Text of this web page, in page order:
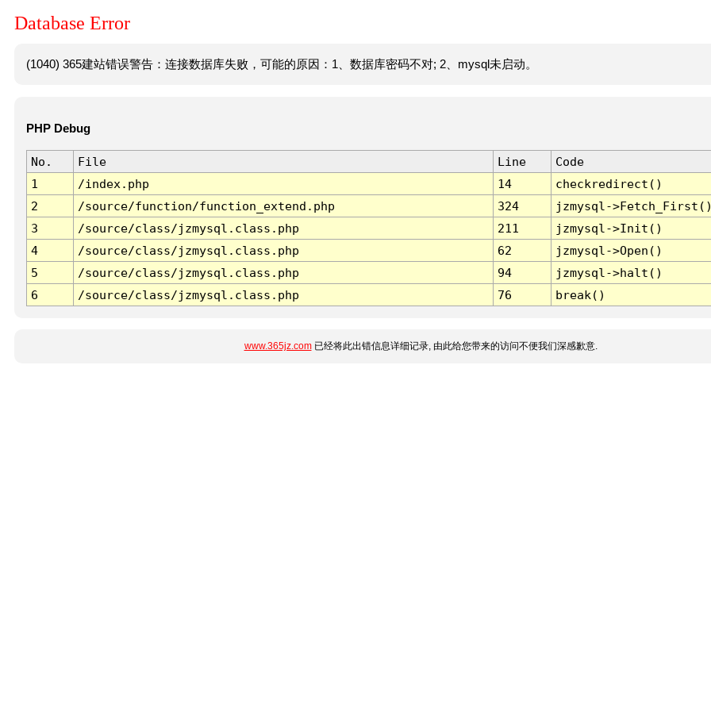
Database Error
(1040) 365建站错误警告：连接数据库失败，可能的原因：1、数据库密码不对; 2、mysql未启动。
PHP Debug
No. File Line
Code
1
/index.php 14
checkredirect()
2
/source/function/function_extend.php 324
jzmysql-
3
/source/class/jzmysql.class.php 211
jzmysql->Init()
4
/source/class/jzmysql.class.php 62
jzmysql->Open()
5
/source/class/jzmysql.class.php 94
jzmysql->halt()
6
/source/class/jzmysql.class.php 76 break()
www.365jz.com已经将此出错信息详细记录, 由此给您带来的访问不便我们深感歉意.